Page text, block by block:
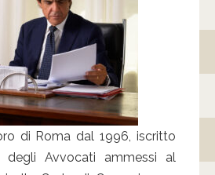
di Roma dal 1996, iscritto
degli Avvocati ammessi al